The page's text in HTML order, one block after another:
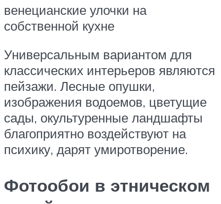
венецианские улочки на
собственной кухне
Универсальным вариантом для
классических интерьеров являются
пейзажи. Лесные опушки,
изображения водоемов, цветущие
сады, окультуренные ландшафты
благоприятно воздействуют на
психику, дарят умиротворение.
Фотообои в этническом